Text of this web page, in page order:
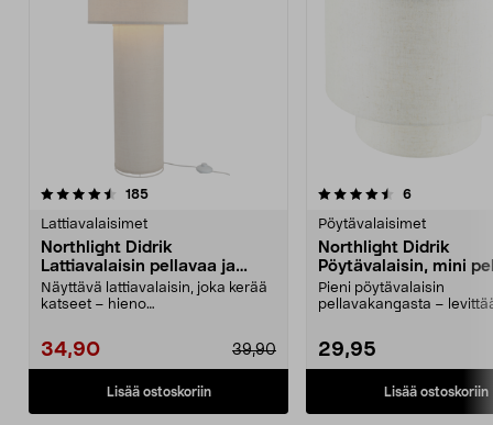
185arvostelut
Lattiavalaisimet
Northlight Didrik
Lattiavalaisin pellavaa ja
metallia
Näyttävä lattiavalaisin, joka kerää
katseet – hieno
39,90
34,90
Lisää ostoskoriin
4.5viidestä
6arvostelut
Pöytävalaisimet
Northlight Didrik
Pöytävalaisin, mini
metalli, 25,5 cm
Pieni pöytävalaisin
pellavakangasta –
29,95
Lisää ostoskoriin